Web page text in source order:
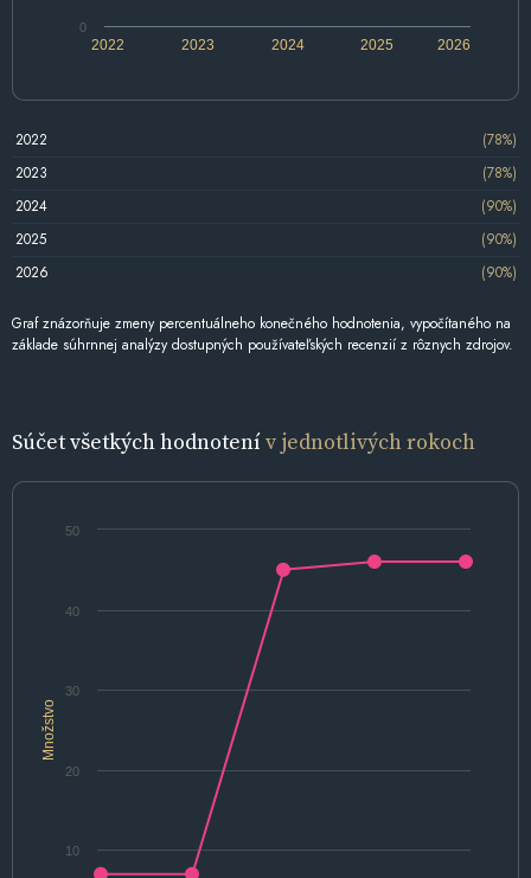
2022 2024 2026
2023 2025
0
2022
(78%)
2023
(78%)
2024
(90%)
2025
(90%)
2026
(90%)
Graf znázorňuje zmeny percentuálneho konečného hodnotenia, vypočítaného na
základe súhrnnej analýzy dostupných používateľských recenzií z rôznych zdrojov.
Súčet všetkých hodnotenív jednotlivých rokoch
Množstvo
10
20
30
40
50